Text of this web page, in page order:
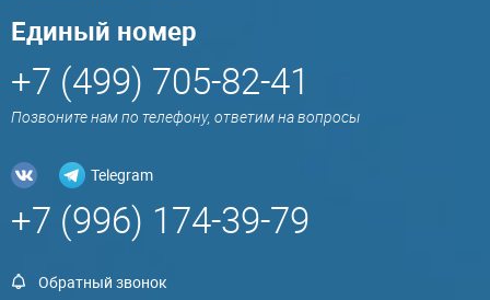
Единый номер
+7 (499) 705-82-41
Позвоните нам по телефону, ответим на вопросы
Telegram
+7 (996) 174-39-79
Обратный звонок